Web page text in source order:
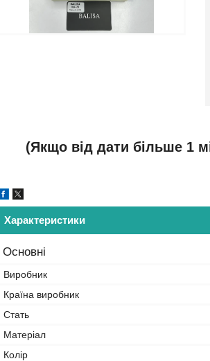
(Якщо від дати більше 1
Характеристики
Основні
Виробник
Країна виробник
Стать
Матеріал
Колір